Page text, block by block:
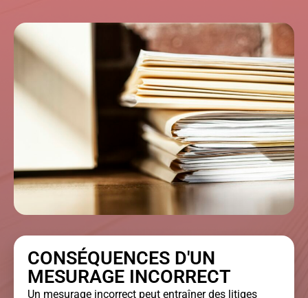
CONSÉQUENCES D'UN
MESURAGE INCORRECT
Un mesurage incorrect peut entraîner des litiges